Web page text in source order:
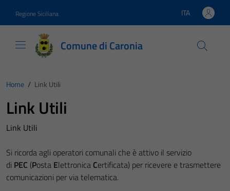
Regione Siciliana Lingua attiva:
ITA
Comune di Caronia
Home / Link Utili
Link Utili
Link Utili
Si ricorda agli operatori comunali che è attivo il servizio
di PEC (Posta Elettronica Certificata) per ricevere e trasmettere
comunicazioni per via telematica.